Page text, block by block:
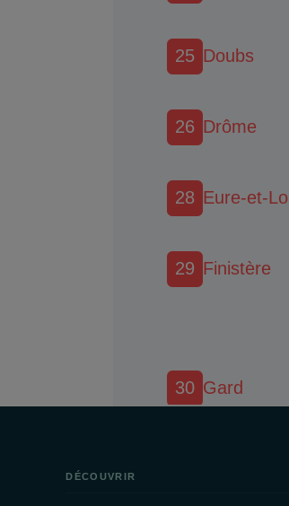
25 Doubs
26 Drôme
28 Eure-et-
29 Finistère
30 Gard
DÉCOUVRIR